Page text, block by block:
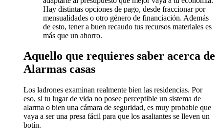
Hay distintas opciones de pago, desde fraccionar por
mensualidades o otro género de financiación. Además
de esto, tener a buen recaudo tus recursos materiales es
más que un ahorro.
Aquello que requieres saber acerca de
Alarmas casas
Los ladrones examinan realmente bien las residencias. Por
eso, si tu lugar de vida no posee perceptible un sistema de
alarma o bien una cámara de seguridad, es muy probable que
vaya a ser una presa fácil para que los asaltantes se lleven un
botín.